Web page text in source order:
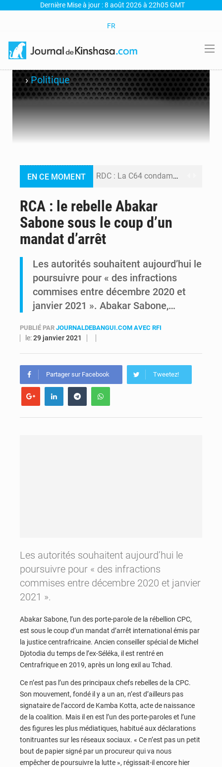
Dernière Mise à jour : 8 août 2026 à 22h05 GMT
FR
›Politique
EN CE MOMENT RDC : La C64 condamne les attaques contre l’opposition et maintient la date butoir du 15 août pour la suite des manifestations
Fiscalité numérique : Seules les startups bénéficient de l’exonération, mais l’arrêté interministériel reste en vigueur (Mise au point)
Comment des milliers d’Africains protègent et font fructifier leur argent avec l’USDT
RCA : le rebelle Abakar
Sabone sous le coup d’un
mandat d’arrêt
Les autorités souhaitent aujourd’hui le
poursuivre pour « des infractions
commises entre décembre 2020 et
janvier 2021 ». Abakar Sabone,…
PUBLIÉ PAR JOURNALDEBANGUI.COM AVEC RFI
le:29 janvier 2021
Partager sur Facebook Tweetez!
Les autorités souhaitent aujourd’hui le
poursuivre pour « des infractions
commises entre décembre 2020 et janvier
2021 ».
Abakar Sabone, l’un des porte-parole de la rébellion CPC,
est sous le coup d’un mandat d’arrêt international émis par
la justice centrafricaine. Ancien conseiller spécial de Michel
Djotodia du temps de l’ex-Séléka, il est rentré en
Centrafrique en 2019, après un long exil au Tchad.
Ce n’est pas l’un des principaux chefs rebelles de la CPC.
Son mouvement, fondé il y a un an, n’est d’ailleurs pas
signataire de l’accord de Kamba Kotta, acte de naissance
de la coalition. Mais il en est l’un des porte-paroles et l’une
des figures les plus médiatiques, habitué aux déclarations
tonitruantes sur les réseaux sociaux. « Ce n’est pas un petit
bout de papier signé par un procureur qui va nous
empêcher de poursuivre la lutte », régissait-il encore hier